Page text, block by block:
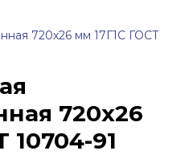
720х26 мм 17Г1С ГОСТ
720х26
10704-91